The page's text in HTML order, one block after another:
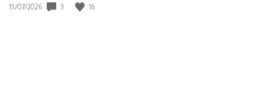
Date
15/07/2026 3 16